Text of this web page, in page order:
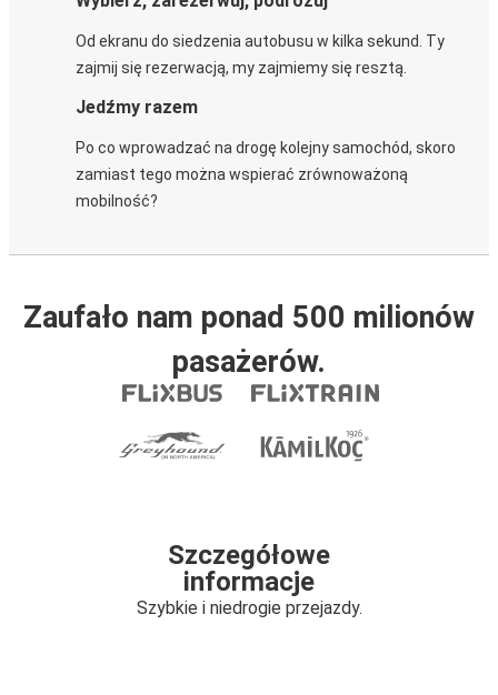
Od ekranu do siedzenia autobusu w kilka sekund. Ty
zajmij się rezerwacją, my zajmiemy się resztą.
Jedźmy razem
Po co wprowadzać na drogę kolejny samochód, skoro
zamiast tego można wspierać zrównoważoną
mobilność?
Zaufało nam ponad 500 milionów
pasażerów.
Szczegółowe
informacje
Szybkie i niedrogie przejazdy.